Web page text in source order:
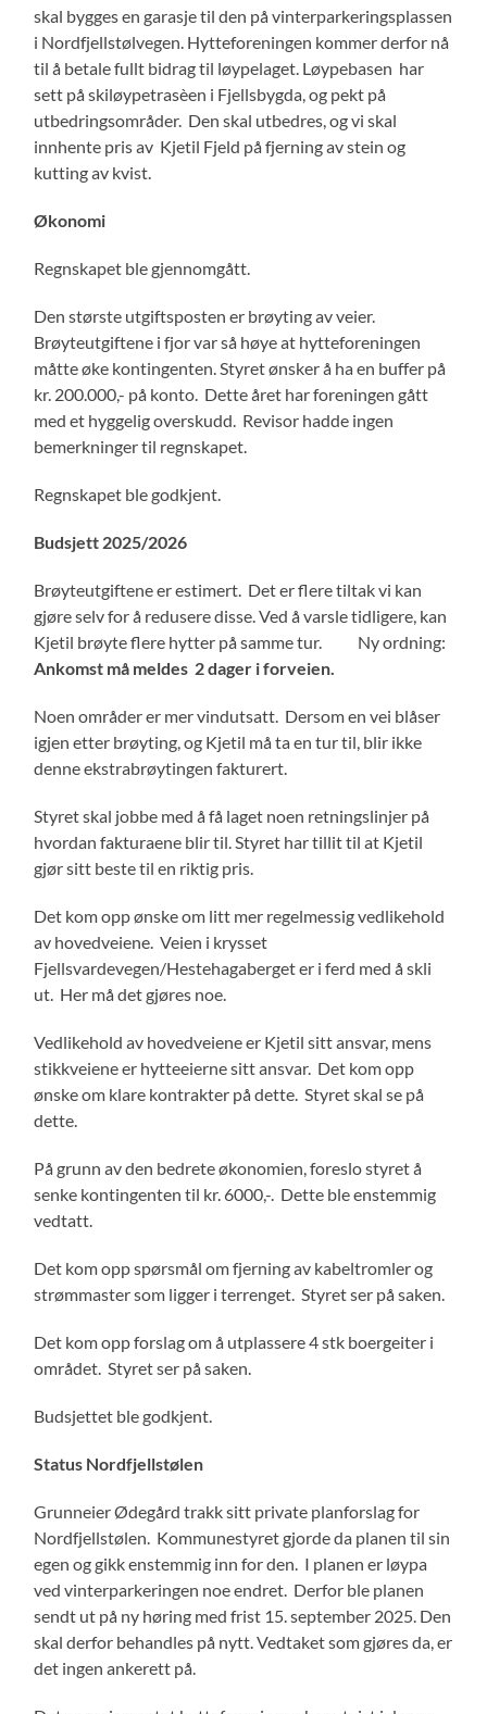
skal bygges en garasje til den på vinterparkeringsplassen
i Nordfjellstølvegen. Hytteforeningen kommer derfor nå
til å betale fullt bidrag til løypelaget. Løypebasen har
sett på skiløypetrasèen i Fjellsbygda, og pekt på
utbedringsområder. Den skal utbedres, og vi skal
innhente pris av Kjetil Fjeld på fjerning av stein og
kutting av kvist.
Økonomi
Regnskapet ble gjennomgått.
Den største utgiftsposten er brøyting av veier.
Brøyteutgiftene i fjor var så høye at hytteforeningen
måtte øke kontingenten. Styret ønsker å ha en buffer på
kr. 200.000,- på konto. Dette året har foreningen gått
med et hyggelig overskudd. Revisor hadde ingen
bemerkninger til regnskapet.
Regnskapet ble godkjent.
Budsjett 2025/2026
Brøyteutgiftene er estimert. Det er flere tiltak vi kan
gjøre selv for å redusere disse. Ved å varsle tidligere, kan
Kjetil brøyte flere hytter på samme tur. Ny ordning:
Ankomst må meldes 2 dager i forveien.
Noen områder er mer vindutsatt. Dersom en vei blåser
igjen etter brøyting, og Kjetil må ta en tur til, blir ikke
denne ekstrabrøytingen fakturert.
Styret skal jobbe med å få laget noen retningslinjer på
hvordan fakturaene blir til. Styret har tillit til at Kjetil
gjør sitt beste til en riktig pris.
Det kom opp ønske om litt mer regelmessig vedlikehold
av hovedveiene. Veien i krysset
Fjellsvardevegen/Hestehagaberget er i ferd med å skli
ut. Her må det gjøres noe.
Vedlikehold av hovedveiene er Kjetil sitt ansvar, mens
stikkveiene er hytteeierne sitt ansvar. Det kom opp
ønske om klare kontrakter på dette. Styret skal se på
dette.
På grunn av den bedrete økonomien, foreslo styret å
senke kontingenten til kr. 6000,-. Dette ble enstemmig
vedtatt.
Det kom opp spørsmål om fjerning av kabeltromler og
strømmaster som ligger i terrenget. Styret ser på saken.
Det kom opp forslag om å utplassere 4 stk boergeiter i
området. Styret ser på saken.
Budsjettet ble godkjent.
Status Nordfjellstølen
Grunneier Ødegård trakk sitt private planforslag for
Nordfjellstølen. Kommunestyret gjorde da planen til sin
egen og gikk enstemmig inn for den. I planen er løypa
ved vinterparkeringen noe endret. Derfor ble planen
sendt ut på ny høring med frist 15. september 2025. Den
skal derfor behandles på nytt. Vedtaket som gjøres da, er
det ingen ankerett på.